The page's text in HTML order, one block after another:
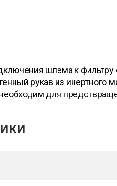
шлема к фильтру
рукав из инертного
для